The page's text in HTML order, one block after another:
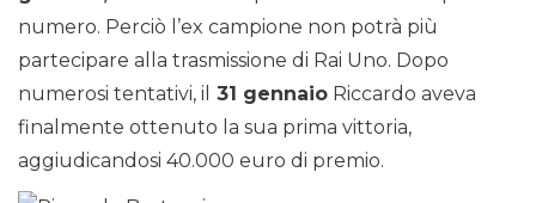
numero. Perciò l’ex campione non potrà più
partecipare alla trasmissione di Rai Uno. Dopo
numerosi tentativi, il 31 gennaio Riccardo aveva
finalmente ottenuto la sua prima vittoria,
aggiudicandosi 40.000 euro di premio.